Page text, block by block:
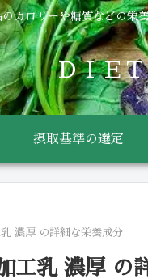
のカロリーや糖質などの栄
ＤＩＥ
摂取基準の選定
濃厚 の詳細な栄養成分
工乳 濃厚 の